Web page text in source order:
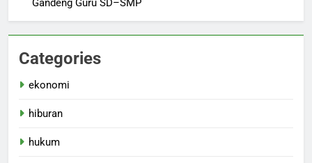
Gandeng Guru SD–SMP
Categories
ekonomi
hiburan
hukum